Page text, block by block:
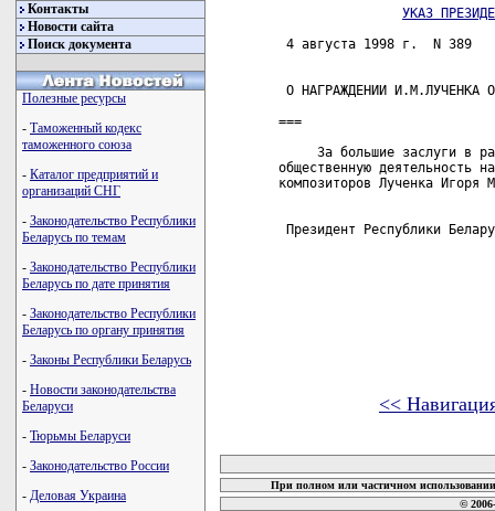
Контакты
Новости сайта
Поиск документа
Полезные ресурсы
- Таможенный кодекс
таможенного союза
- Каталог предприятий и
организаций СНГ
- Законодательство Республики
Беларусь по темам
- Законодательство Республики
Беларусь по дате принятия
- Законодательство Республики
Беларусь по органу принятия
- Законы Республики Беларусь
- Новости законодательства
Беларуси
- Тюрьмы Беларуси
- Законодательство России
- Деловая Украина
УКАЗ
4 августа 1998 г.  N
О НАГРАЖДЕНИИ И.М.ЛУЧЕНКА
===
За большие заслуги в
общественную деятельность
композиторов Лученка Игоря
Президент Республики
<<
При полном или частичном
©